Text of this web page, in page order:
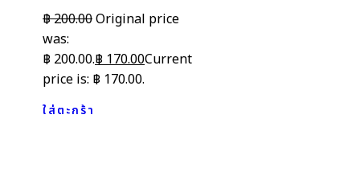
฿200.00Original price
was:
฿ 200.00.฿170.00Current
price is: ฿ 170.00.
ใส่ตะกร้า